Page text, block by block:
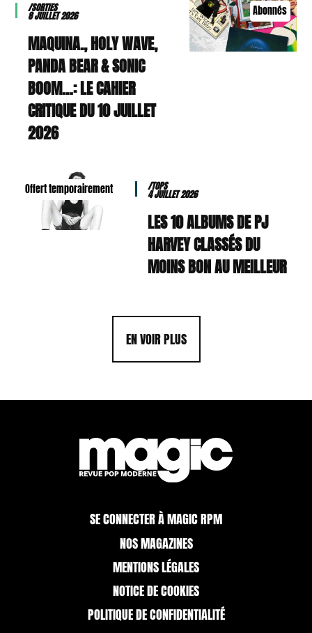
Abonnés
/SORTIES
8 JUILLET 2026
MAQUINA., HOLY WAVE,
PANDA BEAR & SONIC
BOOM…: LE CAHIER
CRITIQUE DU 10 JUILLET
2026
Offert temporairement /TOPS
4 JUILLET 2026
LES 10 ALBUMS DE PJ
HARVEY CLASSÉS DU
MOINS BON AU MEILLEUR
EN VOIR PLUS
SE CONNECTER À MAGIC RPM
NOS MAGAZINES
MENTIONS LÉGALES
NOTICE DE COOKIES
POLITIQUE DE CONFIDENTIALITÉ